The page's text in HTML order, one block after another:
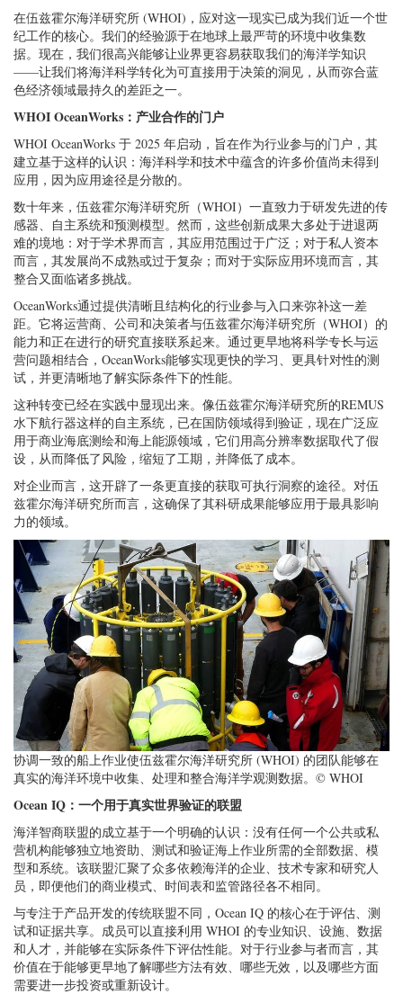
在伍兹霍尔海洋研究所 (WHOI)，应对这一现实已成为我们近一个世
纪工作的核心。我们的经验源于在地球上最严苛的环境中收集数
据。现在，我们很高兴能够让业界更容易获取我们的海洋学知识
——让我们将海洋科学转化为可直接用于决策的洞见，从而弥合蓝
色经济领域最持久的差距之一。
WHOI OceanWorks：产业合作的门户
WHOI OceanWorks 于 2025 年启动，旨在作为行业参与的门户，其
建立基于这样的认识：海洋科学和技术中蕴含的许多价值尚未得到
应用，因为应用途径是分散的。
数十年来，伍兹霍尔海洋研究所（WHOI）一直致力于研发先进的传
感器、自主系统和预测模型。然而，这些创新成果大多处于进退两
难的境地：对于学术界而言，其应用范围过于广泛；对于私人资本
而言，其发展尚不成熟或过于复杂；而对于实际应用环境而言，其
整合又面临诸多挑战。
OceanWorks通过提供清晰且结构化的行业参与入口来弥补这一差
距。它将运营商、公司和决策者与伍兹霍尔海洋研究所（WHOI）的
能力和正在进行的研究直接联系起来。通过更早地将科学专长与运
营问题相结合，OceanWorks能够实现更快的学习、更具针对性的测
试，并更清晰地了解实际条件下的性能。
这种转变已经在实践中显现出来。像伍兹霍尔海洋研究所的REMUS
水下航行器这样的自主系统，已在国防领域得到验证，现在广泛应
用于商业海底测绘和海上能源领域，它们用高分辨率数据取代了假
设，从而降低了风险，缩短了工期，并降低了成本。
对企业而言，这开辟了一条更直接的获取可执行洞察的途径。对伍
兹霍尔海洋研究所而言，这确保了其科研成果能够应用于最具影响
力的领域。
协调一致的船上作业使伍兹霍尔海洋研究所 (WHOI) 的团队能够在
真实的海洋环境中收集、处理和整合海洋学观测数据。© WHOI
Ocean IQ：一个用于真实世界验证的联盟
海洋智商联盟的成立基于一个明确的认识：没有任何一个公共或私
营机构能够独立地资助、测试和验证海上作业所需的全部数据、模
型和系统。该联盟汇聚了众多依赖海洋的企业、技术专家和研究人
员，即便他们的商业模式、时间表和监管路径各不相同。
与专注于产品开发的传统联盟不同，Ocean IQ 的核心在于评估、测
试和证据共享。成员可以直接利用 WHOI 的专业知识、设施、数据
和人才，并能够在实际条件下评估性能。对于行业参与者而言，其
价值在于能够更早地了解哪些方法有效、哪些无效，以及哪些方面
需要进一步投资或重新设计。